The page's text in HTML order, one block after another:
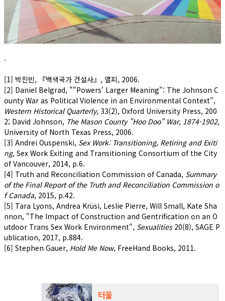
-
[1] 박진빈, 『백색국가 건설사』, 앨피, 2006.
[2] Daniel Belgrad, ""Powers' Larger Meaning": The Johnson C
ounty War as Political Violence in an Environmental Context",
Western Historical Quarterly, 33(2), Oxford University Press, 200
2; David Johnson, The Mason County "Hoo Doo" War, 1874-1902,
University of North Texas Press, 2006.
[3] Andrei Ouspenski, Sex Work: Transitioning, Retiring and Exiti
ng, Sex Work Exiting and Transitioning Consortium of the City
of Vancouver, 2014, p.6.
[4] Truth and Reconciliation Commission of Canada, Summary
of the Final Report of the Truth and Reconciliation Commission o
f Canada, 2015, p.42.
[5] Tara Lyons, Andrea Krüsi, Leslie Pierre, Will Small, Kate Sha
nnon, "The Impact of Construction and Gentrification on an O
utdoor Trans Sex Work Environment", Sexualities20(8), SAGE P
ublication, 2017, p.884.
[6] Stephen Gauer, Hold Me Now, FreeHand Books, 2011.